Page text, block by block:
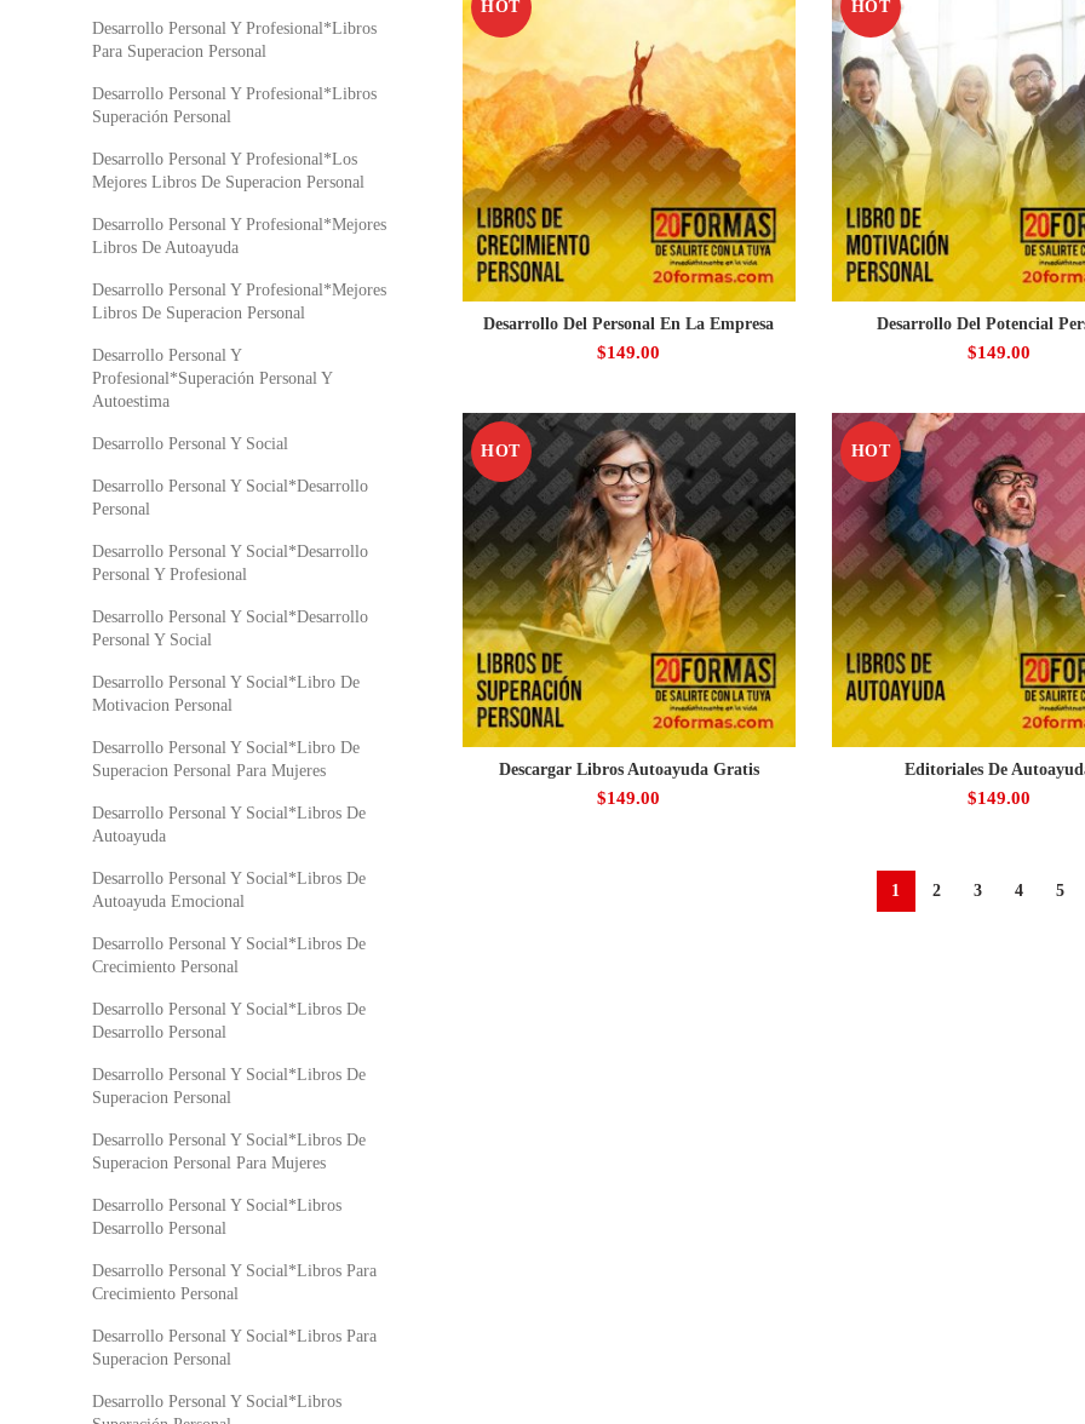
HOT
Desarrollo Del Personal En La Empresa
$149.00
HOT
Desarrollo Del Potencial
$149.00
HOT
Descargar Libros Autoayuda Gratis
$149.00
HOT
Editoriales De
$149.00
1 2 3 4 5
Desarrollo Personal Y Profesional*Libros
Para Superacion Personal
Desarrollo Personal Y Profesional*Libros
Superación Personal
Desarrollo Personal Y Profesional*Los
Mejores Libros De Superacion Personal
Desarrollo Personal Y Profesional*Mejores
Libros De Autoayuda
Desarrollo Personal Y Profesional*Mejores
Libros De Superacion Personal
Desarrollo Personal Y
Profesional*Superación Personal Y
Autoestima
Desarrollo Personal Y Social
Desarrollo Personal Y Social*Desarrollo
Personal
Desarrollo Personal Y Social*Desarrollo
Personal Y Profesional
Desarrollo Personal Y Social*Desarrollo
Personal Y Social
Desarrollo Personal Y Social*Libro De
Motivacion Personal
Desarrollo Personal Y Social*Libro De
Superacion Personal Para Mujeres
Desarrollo Personal Y Social*Libros De
Autoayuda
Desarrollo Personal Y Social*Libros De
Autoayuda Emocional
Desarrollo Personal Y Social*Libros De
Crecimiento Personal
Desarrollo Personal Y Social*Libros De
Desarrollo Personal
Desarrollo Personal Y Social*Libros De
Superacion Personal
Desarrollo Personal Y Social*Libros De
Superacion Personal Para Mujeres
Desarrollo Personal Y Social*Libros
Desarrollo Personal
Desarrollo Personal Y Social*Libros Para
Crecimiento Personal
Desarrollo Personal Y Social*Libros Para
Superacion Personal
Desarrollo Personal Y Social*Libros